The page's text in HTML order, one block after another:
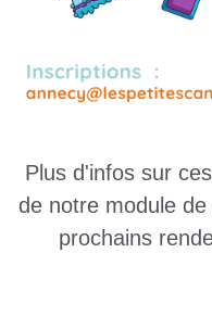
Plus d'infos sur
de notre module
prochains